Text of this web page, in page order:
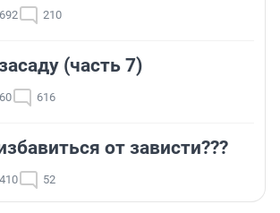
210
(часть 7)
616
от зависти???
52